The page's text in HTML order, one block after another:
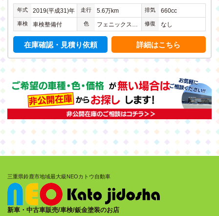
年式 2019(平成31)年 走行 5.6万km 排気 660cc
車検 車検整備付 色 修復 なし
在庫確認・見積り依頼 詳細はこちら
新車・中古車販売/車検/鈑金塗装のお店
三重県鈴鹿市地域最大級NEOカトウ自動車